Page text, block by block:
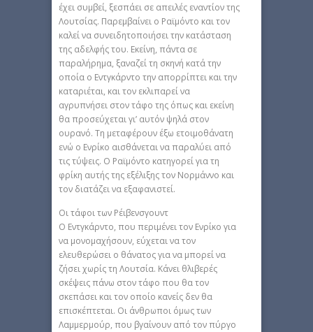
έχει συμβεί, ξεσπάει σε απειλές εναντίον της
Λουτσίας. Παρεμβαίνει ο Ραϊμόντο και τον
καλεί να συνειδητοποιήσει την κατάσταση
της αδελφής του. Εκείνη, πάντα σε
παραλήρημα, ξαναζεί τη σκηνή κατά την
οποία ο Εντγκάρντο την απορρίπτει και την
καταριέται, και τον εκλιπαρεί να
αγρυπνήσει στον τάφο της όπως και εκείνη
θα προσεύχεται γι’ αυτόν ψηλά στον
ουρανό. Τη μεταφέρουν έξω ετοιμοθάνατη
ενώ ο Ενρίκο αισθάνεται να παραλύει από
τις τύψεις. Ο Ραϊμόντο κατηγορεί για τη
φρίκη αυτής της εξέλιξης τον Νορμάννο και
τον διατάζει να εξαφανιστεί.
Οι τάφοι των Ρέιβενσγουντ
Ο Εντγκάρντο, που περιμένει τον Ενρίκο για
να μονομαχήσουν, εύχεται να τον
ελευθερώσει ο θάνατος για να μπορεί να
ζήσει χωρίς τη Λουτσία. Κάνει θλιβερές
σκέψεις πάνω στον τάφο που θα τον
σκεπάσει και τον οποίο κανείς δεν θα
επισκέπτεται. Οι άνθρωποι όμως των
Λαμμερμούρ, που βγαίνουν από τον πύργο